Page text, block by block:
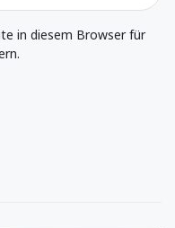
in diesem Browser für